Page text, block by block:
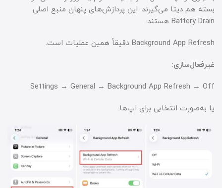
بسته هم دیتا می‌گیرند. این پردازش‌های پنهان منبع اصلی
Battery Drain هستند.
Background App Refresh دقیقاً همین عملیات است.
غیرفعال‌سازی:
Settings → General → Background App Refresh → Off
یا به‌صورت انتخابی برای اپ‌ها.